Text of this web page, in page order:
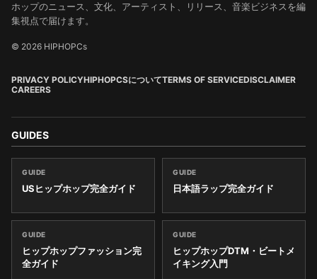
ホップのニュース、文化、アーティスト、リリース、音楽ビジネスを編
集視点で届けます。
© 2026 HIPHOPCs
PRIVACY POLICYHIPHOPCSについてTERMS OF SERVICEDISCLAIMER
CAREERS
GUIDES
GUIDE
USヒップホップ完全ガイド
GUIDE
日本語ラップ完全ガイド
GUIDE
ヒップホップファッション完
全ガイド
GUIDE
ヒップホップDTM・ビートメ
イキング入門